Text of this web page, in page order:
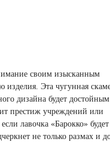
своим изысканным
изделия. Эта чугунная
дизайна будет достойным
престиж учреждений или
лавочка «Барокко» будет
не только размах и